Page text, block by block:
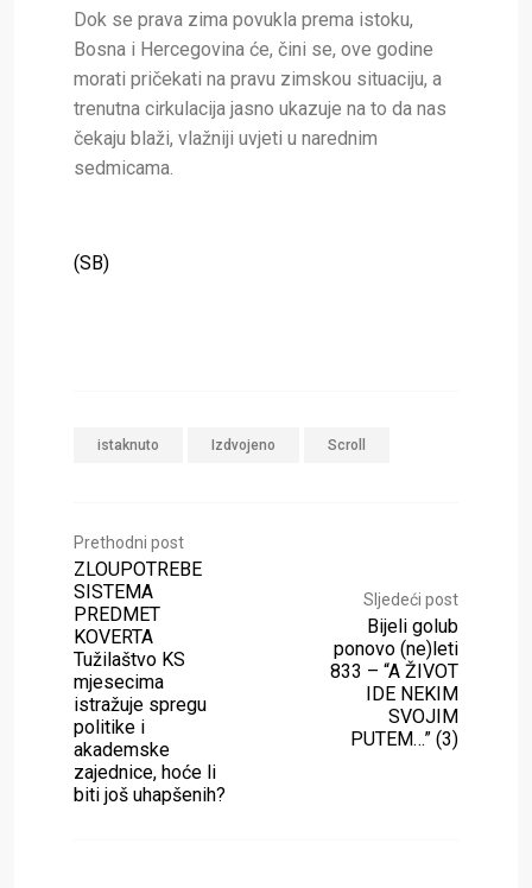
Dok se prava zima povukla prema istoku,
Bosna i Hercegovina će, čini se, ove godine
morati pričekati na pravu zimskou situaciju, a
trenutna cirkulacija jasno ukazuje na to da nas
čekaju blaži, vlažniji uvjeti u narednim
sedmicama.
(SB)
istaknuto Izdvojeno Scroll
Prethodni post
ZLOUPOTREBE
SISTEMA
PREDMET
KOVERTA
Tužilaštvo KS
mjesecima
istražuje spregu
politike i
akademske
zajednice, hoće li
biti još uhapšenih?
Sljedeći post
Bijeli golub
ponovo (ne)leti
833 – “A ŽIVOT
IDE NEKIM
SVOJIM
PUTEM…” (3)